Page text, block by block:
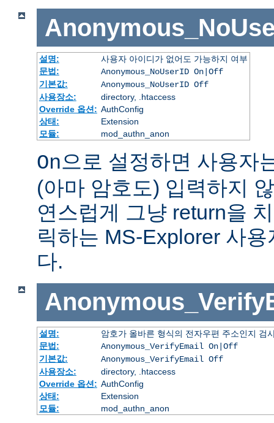
설명:
사용자 아이디가 없어도 가능하지 여부
문법:
Anonymous_NoUserID On|Off
기본값:
Anonymous_NoUserID Off
사용장소:
directory, .htaccess
Override 옵션: AuthConfig
상태:
Extension
모듈:
mod_authn_anon
On으로 설정하면 사용자
(아마 암호도) 입력하지
연스럽게 그냥 return을
릭하는 MS-Explorer 사
다.
설명:
암호가 올바른 형식의 전자우편 주소인지 검
문법:
Anonymous_VerifyEmail On|Off
기본값:
Anonymous_VerifyEmail Off
사용장소:
directory, .htaccess
Override 옵션: AuthConfig
상태:
Extension
모듈:
mod_authn_anon